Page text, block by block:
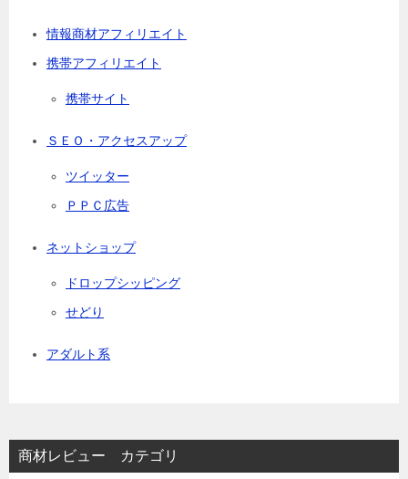
情報商材アフィリエイト
携帯アフィリエイト
携帯サイト
ＳＥＯ・アクセスアップ
ツイッター
ＰＰＣ広告
ネットショップ
ドロップシッピング
せどり
アダルト系
商材レビュー カテゴリ